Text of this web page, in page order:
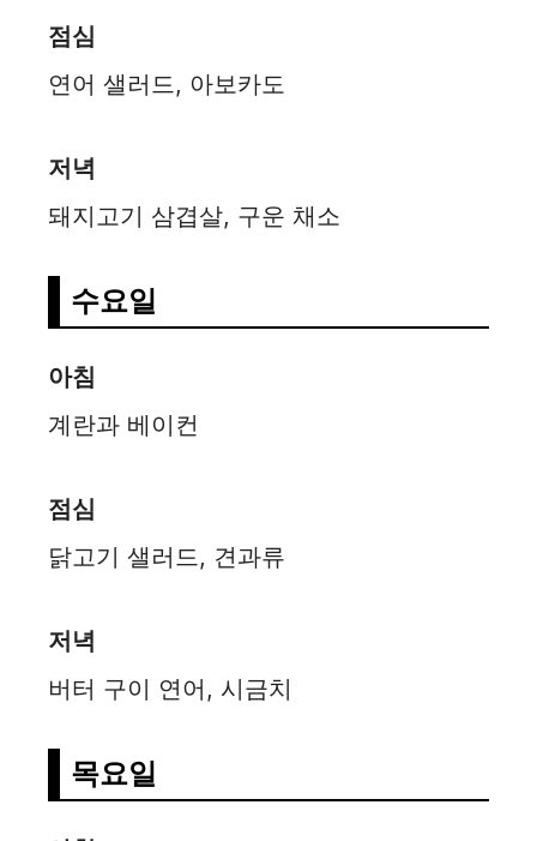
점심
연어 샐러드, 아보카도
저녁
돼지고기 삼겹살, 구운 채소
수요일
아침
계란과 베이컨
점심
닭고기 샐러드, 견과류
저녁
버터 구이 연어, 시금치
목요일